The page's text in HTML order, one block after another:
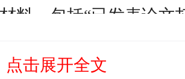
料，包括“已发表论文
，并与在线申请内容相
点击展开全文